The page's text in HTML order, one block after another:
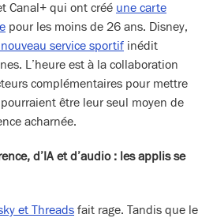
Canal+ qui ont créé une carte
pour les moins de 26 ans. Disney,
service sportif inédit
L’heure est à la collaboration
complémentaires pour mettre
être leur seul moyen de
acharnée.
d’IA et d’audio : les applis se
et Threads fait rage. Tandis que le